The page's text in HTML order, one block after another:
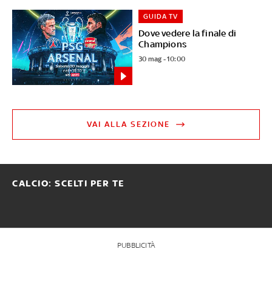
Dove vedere la finale di
Champions
GUIDA TV
30 mag - 10:00
VAI ALLA SEZIONE
CALCIO: SCELTI PER TE
PUBBLICITÀ